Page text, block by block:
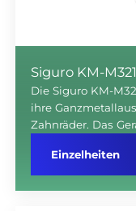
Siguro KM-
Die Siguro KM-
ihre
Zahnräder. Das
Einzelheiten